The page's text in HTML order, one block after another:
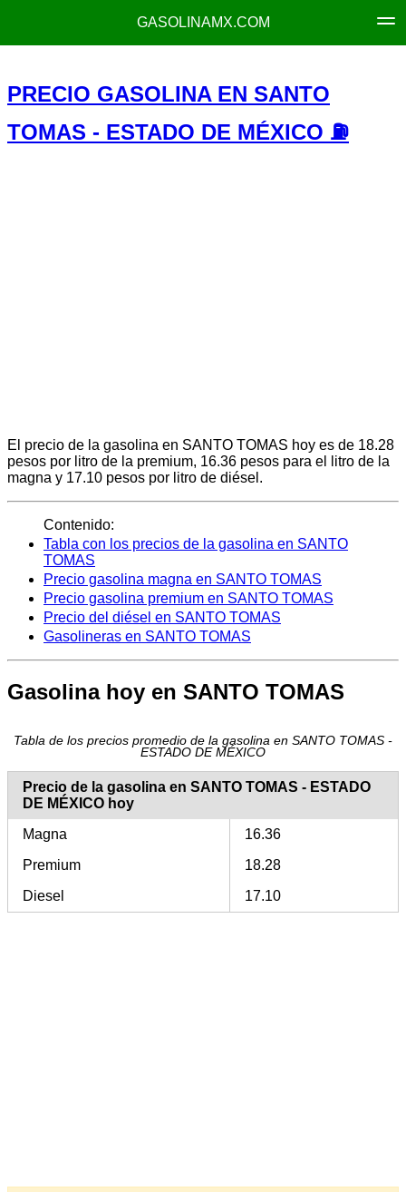
GASOLINAMX.COM
PRECIO GASOLINA EN SANTO
TOMAS - ESTADO DE MÉXICO ⛽
El precio de la gasolina en SANTO TOMAS hoy es de 18.28
pesos por litro de la premium, 16.36 pesos para el litro de la
magna y 17.10 pesos por litro de diésel.
Contenido:
Tabla con los precios de la gasolina en SANTO
TOMAS
Precio gasolina magna en SANTO TOMAS
Precio gasolina premium en SANTO TOMAS
Precio del diésel en SANTO TOMAS
Gasolineras en SANTO TOMAS
Gasolina hoy en SANTO TOMAS
Tabla de los precios promedio de la gasolina en SANTO TOMAS -
ESTADO DE MÉXICO
Precio de la gasolina en SANTO TOMAS - ESTADO
DE MÉXICO hoy
Magna
16.36
Premium
18.28
Diesel
17.10